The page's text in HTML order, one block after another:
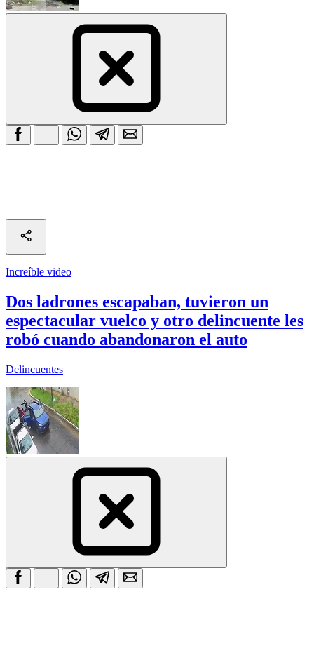
Increíble video
Dos ladrones escapaban, tuvieron un
espectacular vuelco y otro delincuente les
robó cuando abandonaron el auto
Delincuentes